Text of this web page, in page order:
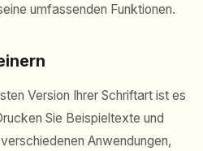
umfassenden Funktionen.
Version Ihrer Schriftart ist es
Sie Beispieltexte und
Anwendungen,